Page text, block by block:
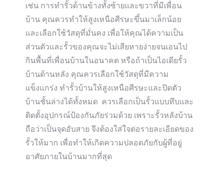
เช่น การทำรั้วด้านข้างทั้งซ้ายและขวาที่มีเพื่อน
บ้าน คุณควรทำให้สูงเหนือศีรษะขึ้นมาเล็กน้อย
และเลือกใช้วัสดุที่มั่นคง เพื่อให้คุณได้ความเป็น
ส่วนตัวและรั้วของคุณจะไม่เสียหายง่ายจนเอนไป
กินพื้นที่เพื่อนบ้านในอนาคต หรือถ้าเป็นไอเดียรั้ว
บ้านด้านหลัง คุณควรเลือกใช้วัสดุที่มีความ
แข็งแกร่ง ทำรั้วบ้านให้สูงเหนือศีรษะและปิดตัว
บ้านชั้นล่างได้ทั้งหมด ควรเลือกเป็นรั้วแบบทึบและ
ติดตั้งอุปกรณ์ป้องกันภัยร่วมด้วย เพราะรั้วหลังบ้าน
ถือว่าเป็นจุดอับสาย จึงต้องใส่ใจต่อรายละเอียดของ
รั้วให้มาก เพื่อทำให้เกิดความปลอดภัยกับผู้ที่อยู่
อาศัยภายในบ้านมากที่สุด